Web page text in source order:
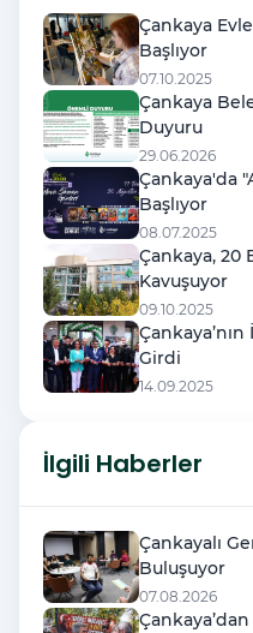
Çankaya
Başlıyor
07.10.2025
Çankaya
Duyuru
29.06.2026
Çankaya'da
Başlıyor
08.07.2025
Çankaya, 20
Kavuşuyor
09.10.2025
Girdi
14.09.2025
İlgili Haberler
Çankayalı
Buluşuyor
07.08.2026